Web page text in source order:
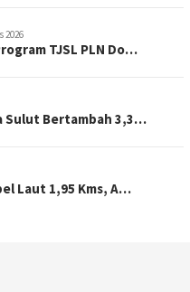
2026
TJSL PLN Do…
Sulut Bertambah 3,3…
Laut 1,95 Kms, A…